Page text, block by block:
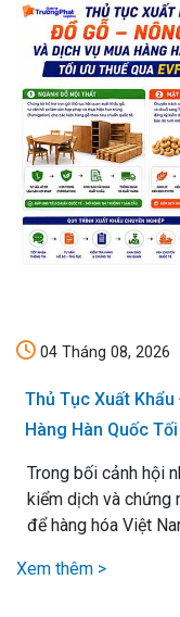
04 Tháng 08, 2026
Thủ Tục Xuất
Hàng Hàn Quốc
Trong bối cảnh hội
kiểm dịch và chứng
để hàng hóa Việt
tôi cam kết mang lại
Xem thêm >